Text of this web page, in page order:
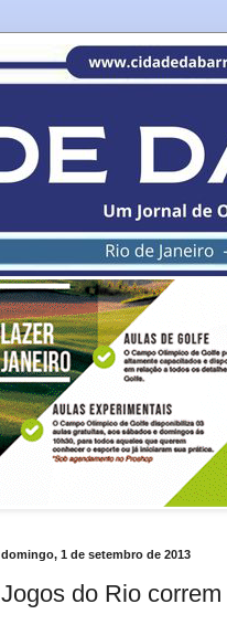
domingo, 1 de setembro de 2013
Jogos do Rio